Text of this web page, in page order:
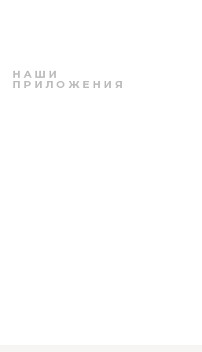
НАШИ
ПРИЛОЖЕНИЯ